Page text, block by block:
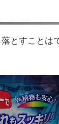
とすこと